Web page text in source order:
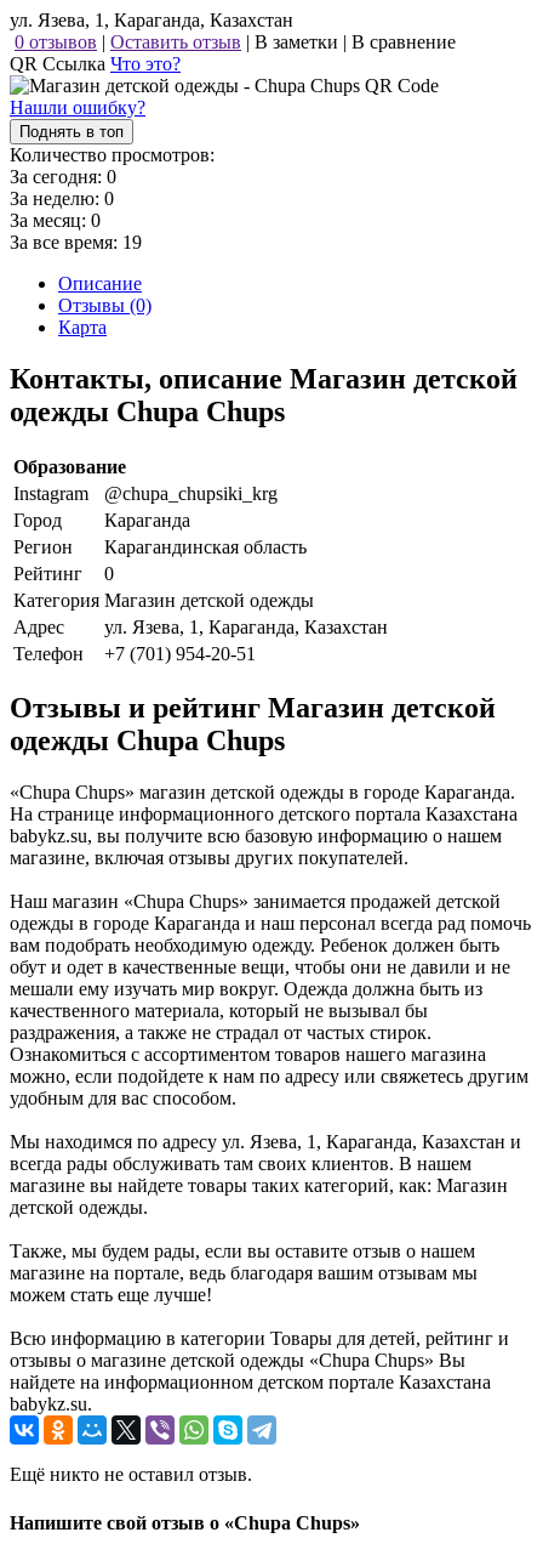
ул. Язева, 1, Караганда, Казахстан
0 отзывов | Оставить отзыв | В заметки | В сравнение
QR Ссылка Что это?
Нашли ошибку?
Поднять в топ
Количество просмотров:
За сегодня: 0
За неделю: 0
За месяц: 0
За все время: 19
Описание
Отзывы (0)
Карта
Контакты, описание Магазин детской
одежды Chupa Chups
Образование
Instagram
@chupa_chupsiki_krg
Город
Караганда
Регион
Карагандинская область
Рейтинг
0
Категория Магазин детской одежды
Адрес
ул. Язева, 1, Караганда, Казахстан
Телефон
+7 (701) 954-20-51
Отзывы и рейтинг Магазин детской
одежды Chupa Chups
«Chupa Chups» магазин детской одежды в городе Караганда.
На странице информационного детского портала Казахстана
babykz.su, вы получите всю базовую информацию о нашем
магазине, включая отзывы других покупателей.
Наш магазин «Chupa Chups» занимается продажей детской
одежды в городе Караганда и наш персонал всегда рад помочь
вам подобрать необходимую одежду. Ребенок должен быть
обут и одет в качественные вещи, чтобы они не давили и не
мешали ему изучать мир вокруг. Одежда должна быть из
качественного материала, который не вызывал бы
раздражения, а также не страдал от частых стирок.
Ознакомиться с ассортиментом товаров нашего магазина
можно, если подойдете к нам по адресу или свяжетесь другим
удобным для вас способом.
Мы находимся по адресу ул. Язева, 1, Караганда, Казахстан и
всегда рады обслуживать там своих клиентов. В нашем
магазине вы найдете товары таких категорий, как: Магазин
детской одежды.
Также, мы будем рады, если вы оставите отзыв о нашем
магазине на портале, ведь благодаря вашим отзывам мы
можем стать еще лучше!
Всю информацию в категории Товары для детей, рейтинг и
отзывы о магазине детской одежды «Chupa Chups» Вы
найдете на информационном детском портале Казахстана
babykz.su.
Ещё никто не оставил отзыв.
Напишите свой отзыв о «Chupa Chups»